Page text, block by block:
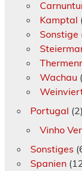
Kamptal
Sonstige
Wachau
Portugal (2)
Vinho
Sonstiges
Spanien